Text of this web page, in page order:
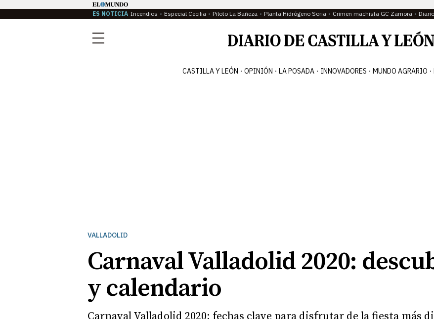
ES NOTICIA Incendios Especial Cecilia Piloto La Bañeza Planta Hidrógeno Soria Crimen machista GC Zamora
Menú
CASTILLA Y LEÓN OPINIÓN LA POSADA INNOVADORES MUNDO AGRARIO
VALLADOLID
Carnaval Valladolid 2020:
y calendario
Carnaval Valladolid 2020: fechas clave para disfrutar de la fiesta más